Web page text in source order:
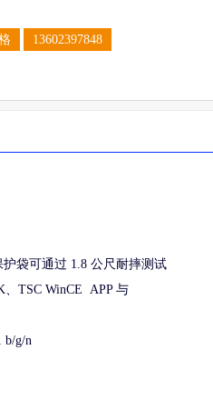
13602397848
袋可通过 1.8 公尺耐摔测试
、TSC WinCE APP 与
b/g/n